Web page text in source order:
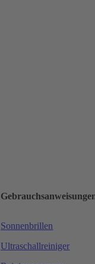
Sonnenbrillen
Ultraschallreiniger